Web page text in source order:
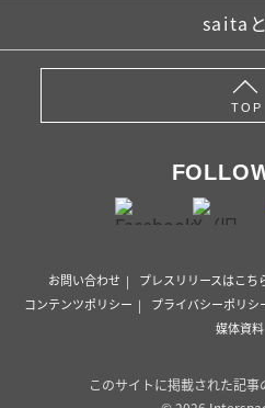
saita
TOP
お問い合わせ プレスリリースはこち
コンテンツポリシー
プライバシーポリシ
媒体資料
このサイトに掲載された記事